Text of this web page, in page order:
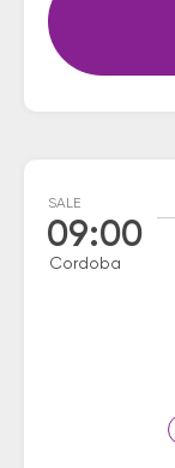
SALE
09:00
Cordoba